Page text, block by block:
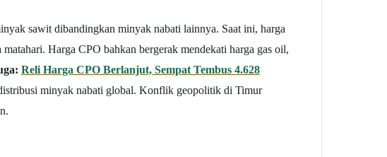
sawit dibandingkan minyak nabati lainnya. Saat ini, harga
Harga CPO bahkan bergerak mendekati harga gas oil,
Reli Harga CPO Berlanjut, Sempat Tembus 4.628
minyak nabati global. Konflik geopolitik di Timur